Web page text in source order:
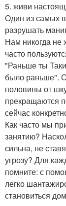
5. живи
Один из самых
разрушать
Нам никогда не
часто
"Раньше ты
было раньше".
половины от
прекращаются
сейчас
Как часто мы
занятию?
сильна, не
угрозу? Для
помните: с
легко
становиться